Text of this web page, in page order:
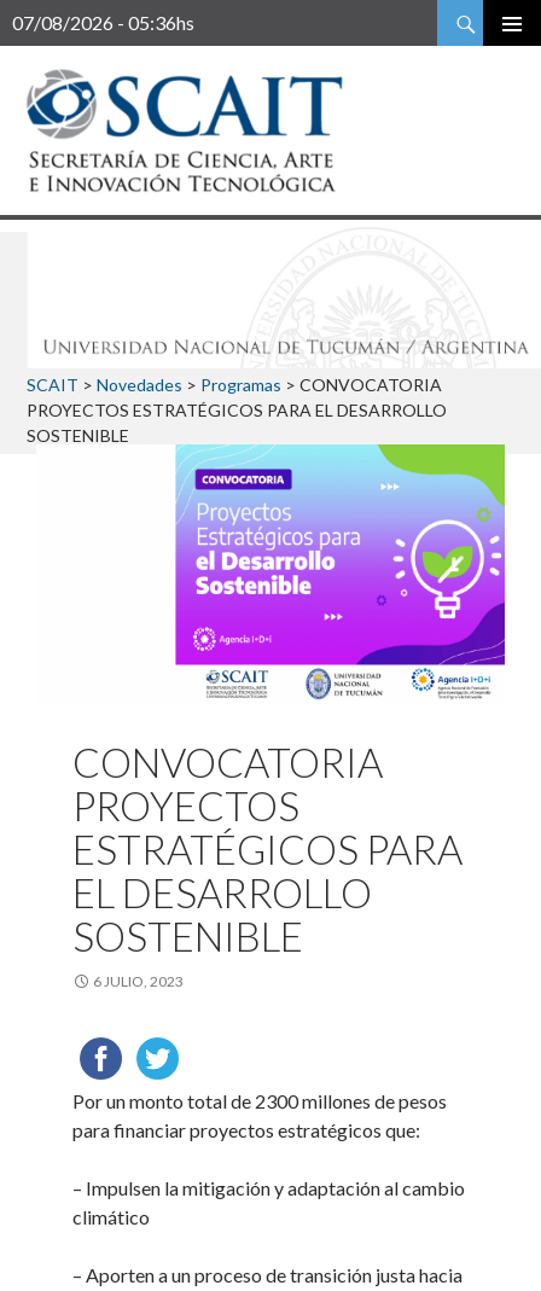
07/08/2026 - 05:36hs
Buscar
SCAIT > Novedades > Programas > CONVOCATORIA
PROYECTOS ESTRATÉGICOS PARA EL DESARROLLO
SOSTENIBLE
CONVOCATORIA
PROYECTOS
ESTRATÉGICOS PARA
EL DESARROLLO
SOSTENIBLE
6 JULIO, 2023
Por un monto total de 2300 millones de pesos
para financiar proyectos estratégicos que:
– Impulsen la mitigación y adaptación al cambio
climático
– Aporten a un proceso de transición justa hacia